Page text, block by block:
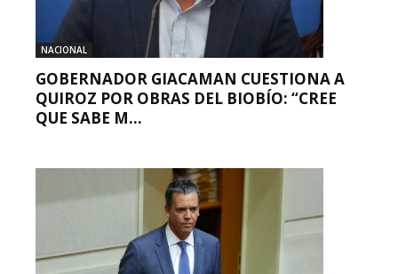
NACIONAL
GOBERNADOR GIACAMAN CUESTIONA A
QUIROZ POR OBRAS DEL BIOBÍO: “CREE
QUE SABE M...